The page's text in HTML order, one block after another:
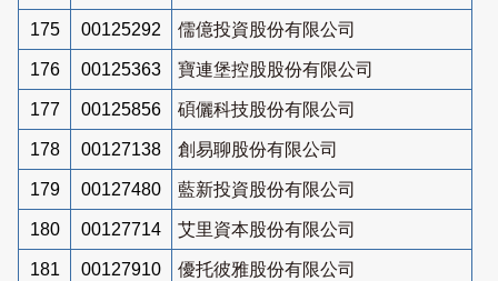
175 00125292 儒億投資股份有限公司
176 00125363 寶連堡控股股份有限公司
177 00125856 碩儷科技股份有限公司
178 00127138 創易聊股份有限公司
179 00127480 藍新投資股份有限公司
180 00127714 艾里資本股份有限公司
181 00127910 優托彼雅股份有限公司